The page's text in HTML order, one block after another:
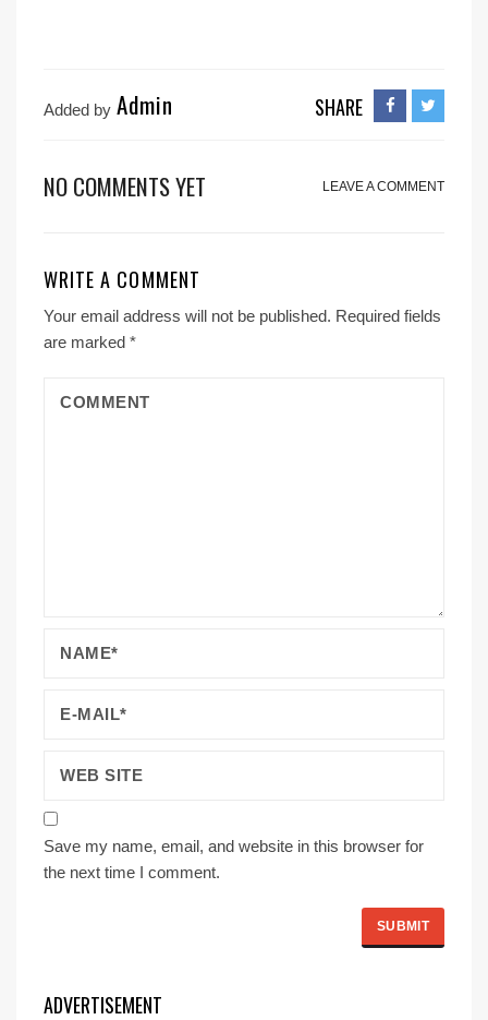
Added by Admin SHARE
NO COMMENTS YET LEAVE A COMMENT
WRITE A COMMENT
Your email address will not be published. Required fields
are marked *
Save my name, email, and website in this browser for
the next time I comment.
ADVERTISEMENT